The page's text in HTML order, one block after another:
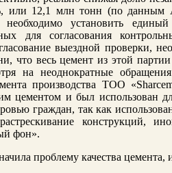
или 12,1 млн тонн (по данным
установить
для согласования
выездной проверки,
что весь цемент из этой
на неоднократные
производства ТОО
цементом и был использован
граждан, так как
конструкций,
фон».
проблему качества цемента,